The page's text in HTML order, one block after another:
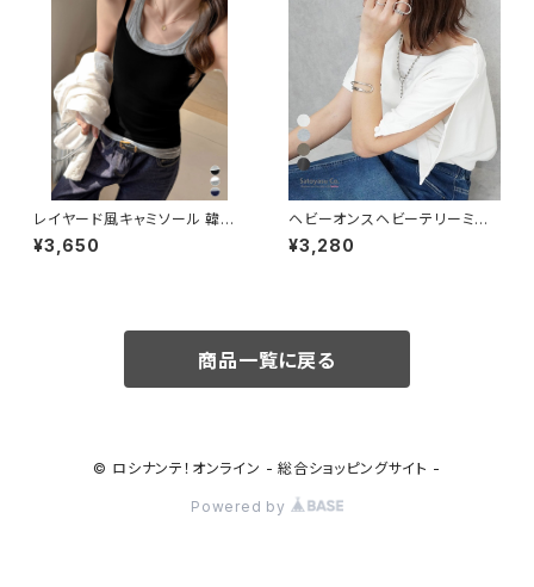
レイヤード風キャミソール 韓国
風配色夏服 / 肌見せ 夏肌着無
地 ストレッチトップス ノースリー
¥3,650
ヘビーオンスヘビーテリーミニ
裏毛肩ボタンプルオーバー 半袖
L 大きいサイズ 2026夏新作 /
¥3,280
商品一覧に戻る
© ロシナンテ！オンライン - 総合ショッピングサイト -
Powered by